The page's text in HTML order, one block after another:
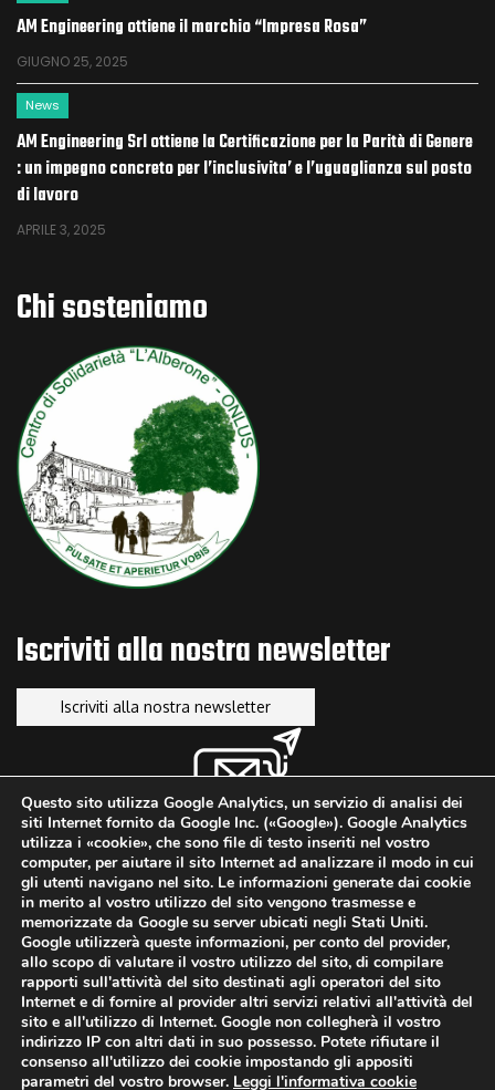
AM Engineering ottiene il marchio “Impresa Rosa”
GIUGNO 25, 2025
News
AM Engineering Srl ottiene la Certificazione per la Parità di Genere
: un impegno concreto per l’inclusivita’ e l’uguaglianza sul posto
di lavoro
APRILE 3, 2025
Decreto Sicurezza 2025: cosa cambia con la conversione del DL
GENNAIO 23, 2026
News
Bando Donne e Impresa
NOVEMBRE 25, 2025
News
Voucher Digitalizzazione PMI: Programma FESR Lazio 2021-2027
Chi sosteniamo
Iscriviti alla nostra newsletter
Iscriviti alla nostra newsletter
facebooklinkedinyoutube
Copyright ©2013-2026. A.M.
Engineering & Industrial
Research S.r.l. a Socio Unico -
Tutti i diritti riservati
Informativa Cookie
Informativa Privacy
Politica Aziendale
Questo sito utilizza Google Analytics, un servizio di analisi dei
siti Internet fornito da Google Inc. («Google»). Google Analytics
utilizza i «cookie», che sono file di testo inseriti nel vostro
computer, per aiutare il sito Internet ad analizzare il modo in cui
gli utenti navigano nel sito. Le informazioni generate dai cookie
in merito al vostro utilizzo del sito vengono trasmesse e
memorizzate da Google su server ubicati negli Stati Uniti.
Google utilizzerà queste informazioni, per conto del provider,
allo scopo di valutare il vostro utilizzo del sito, di compilare
rapporti sull'attività del sito destinati agli operatori del sito
Internet e di fornire al provider altri servizi relativi all'attività del
sito e all'utilizzo di Internet. Google non collegherà il vostro
indirizzo IP con altri dati in suo possesso. Potete rifiutare il
consenso all'utilizzo dei cookie impostando gli appositi
parametri del vostro browser. Leggi l'informativa cookie